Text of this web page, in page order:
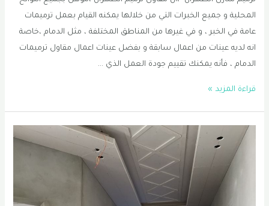
المحلية و جميع الخبرات التي من خلالها يمكنه القيام بعمل ترميمات
عامة في الخبر ، و في غيرها من المناطق المختلفة ، مثل الدمام ،خاصة
انه لديه عينات من اعمال سابقة و بفضل عينات اعمال مقاول ترميمات
الدمام ، فأنه يمكنك تقييم جودة العمل الذي …
ترميم
0556331035
قراءة المزيد »